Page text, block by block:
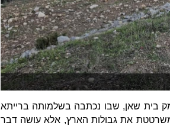
בית שאן, שבו נכתבה בשלמותה ברייתא
את גבולות הארץ, אלא עושה דבר